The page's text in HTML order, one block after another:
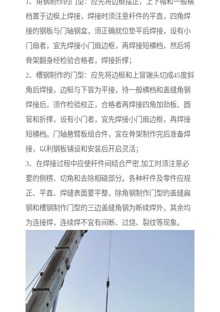
档置于边梃上焊接，焊接时须注意杆件的平直，四角焊
接的钢板与门轴钢盒，须正确就位垫平后焊接，设有小
门扇者，宜先焊接小门扇边框，再焊接短横档，然后将
骨架翻身经检验合格者，焊接折撑；
2、槽钢制作的门型：应先将边梃和上冒端头切成45度斜
角后焊接，边梃与下冒为平接，待一般横档和盖缝角钢
焊接后，须作检验校正，合格者再焊接四角加劲板、圆
管和折撑，设有小门者，宜先焊接小门扇边框，再焊接
短横档。门轴悬臂板组合件，宜在骨架制作完后准备焊
接，以利钢板铺设和安装后开启灵活；
3、在焊接过程中应使杆件间结合严密,加工时须注意必
要的侧楞、切角和去除相碰部分。各种杆件及零件应规
正、平直、焊缝表面要平整，除角钢制作门型的盖缝扁
钢和槽钢制作门型的三边盖缝角钢为断续焊外，其余均
为连接焊，连续焊不宜有间断、过烧、裂纹等现象。